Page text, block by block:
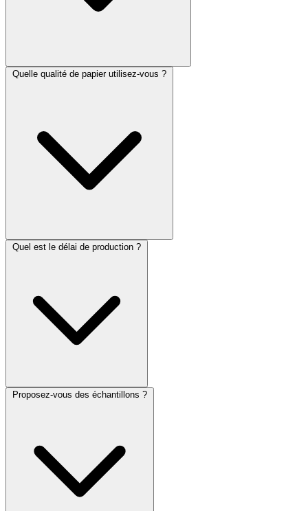
Quelle qualité de papier utilisez-vous ?
Quel est le délai de production ?
Proposez-vous des échantillons ?